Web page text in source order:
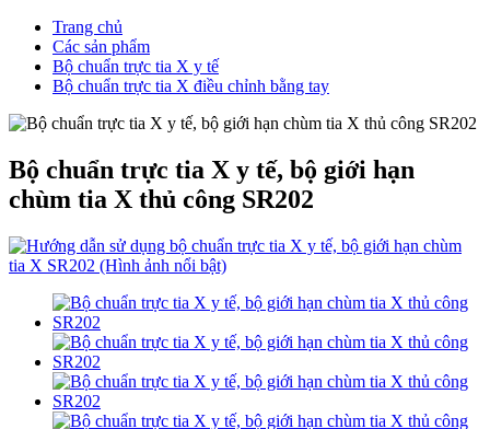
Trang chủ
Các sản phẩm
Bộ chuẩn trực tia X y tế
Bộ chuẩn trực tia X điều chỉnh bằng tay
Bộ chuẩn trực tia X y tế, bộ giới hạn
chùm tia X thủ công SR202